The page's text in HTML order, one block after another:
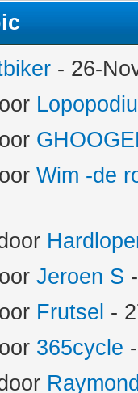
- 26-
Wim -de
Jeroen S
Frutsel -
365cycle